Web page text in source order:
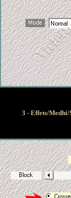
3 - Effets/